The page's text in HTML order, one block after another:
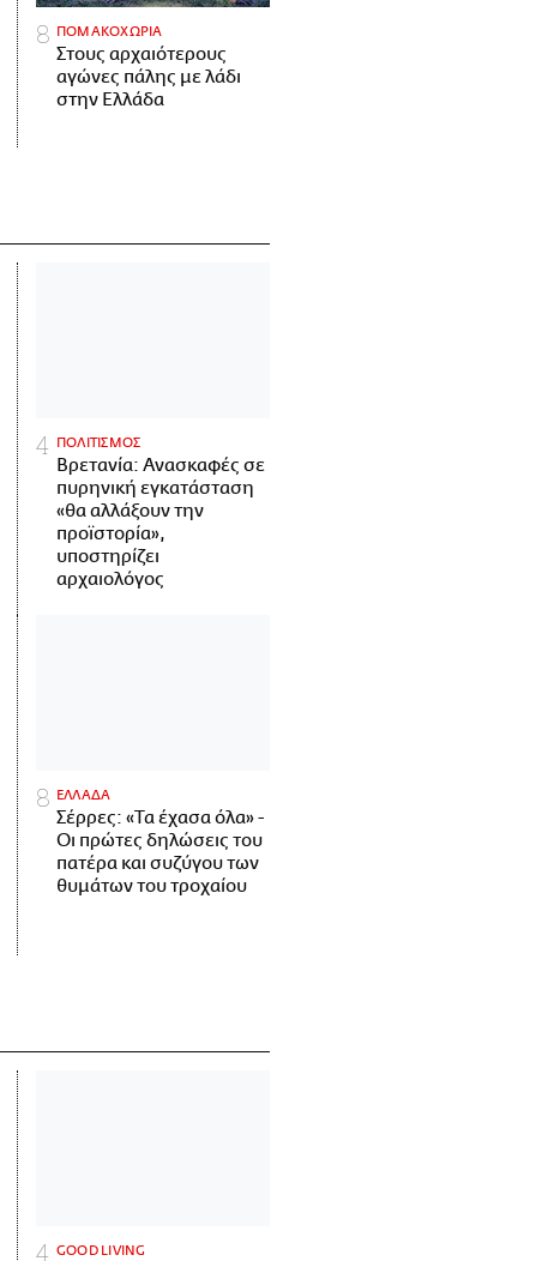
ΠΟΜΑΚΟΧΩΡΙΑ
Στους αρχαιότερους
αγώνες πάλης με λάδι
στην Ελλάδα
ΠΟΛΙΤΙΣΜΟΣ
Βρετανία: Ανασκαφές σε
πυρηνική εγκατάσταση
«θα αλλάξουν την
προϊστορία»,
υποστηρίζει
αρχαιολόγος
ΕΛΛΑΔΑ
Σέρρες: «Τα έχασα όλα» -
Οι πρώτες δηλώσεις του
πατέρα και συζύγου των
θυμάτων του τροχαίου
GOOD LIVING